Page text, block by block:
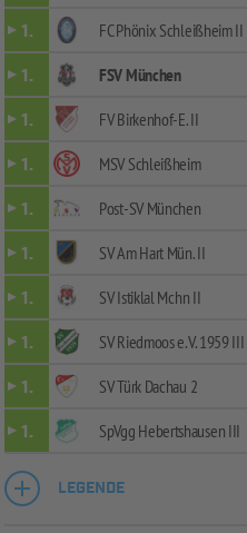
1.
FC Phönix Schleißheim II
1.
FSV München
1.
FV Birkenhof-E. II
1.
MSV Schleißheim
1.
Post-SV München
1.
SV Am Hart Mün. II
1.
SV Istiklal Mchn II
1.
SV Riedmoos e.V. 1959 III
1.
SV Türk Dachau 2
1.
SpVgg Hebertshausen III
LEGENDE